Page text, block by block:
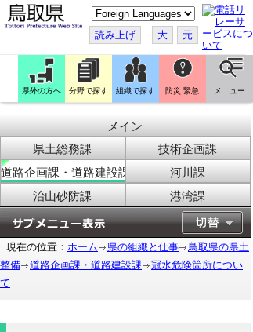
こ
の
ペ
ー
ジ
を
翻
訳
す
読み上げ 大 元
県外の方へ 分野で探す 組織で探す 防災 緊急 メニュー
メイン
県土総務課
技術企画課
道路企画課・道路建設課
河川課
治山砂防課
港湾課
現在の位置： ホーム 県の組織と仕事
鳥取県の県土
整備
道路企画課・道路建設課
冠水危険箇所につい
て